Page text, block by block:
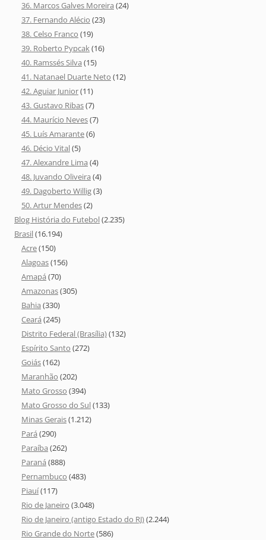
36. Marcos Galves Moreira (24)
37. Fernando Alécio (23)
38. Celso Franco (19)
39. Roberto Pypcak(16)
40. Ramssés Silva (15)
41. Natanael Duarte Neto (12)
42. Aguiar Junior(11)
43. Gustavo Ribas(7)
44. Maurício Neves(7)
45. Luís Amarante(6)
46. Décio Vital(5)
47. Alexandre Lima (4)
48. Juvando Oliveira (4)
49. Dagoberto Willig(3)
50. Artur Mendes(2)
Blog História do Futebol(2.235)
Brasil(16.194)
Acre(150)
Alagoas(156)
Amapá (70)
Amazonas(305)
Bahia (330)
Ceará (245)
Distrito Federal (Brasília)(132)
Espírito Santo (272)
Goiás(162)
Maranhão (202)
Mato Grosso (394)
Mato Grosso do Sul(133)
Minas Gerais(1.212)
Pará (290)
Paraíba (262)
Paraná (888)
Pernambuco (483)
Piauí(117)
Rio de Janeiro (3.048)
Rio de Janeiro (antigo Estado do RJ)(2.244)
Rio Grande do Norte(586)